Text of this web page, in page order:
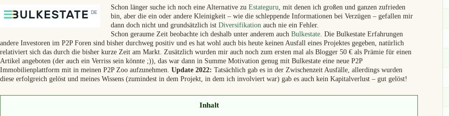
Schon länger suche ich noch eine Alternative zu Estateguru , mit denen ich großen und ganzen zufrieden
bin, aber die ein oder andere Kleinigkeit – wie die schleppende Informationen bei Verzügen – gefallen mir
dann doch nicht und grundsätzlich ist Diversifikation auch nie ein Fehler.
Schon geraume Zeit beobachte ich deshalb unter anderem auch Bulkestate . Die Bulkestate Erfahrungen
andere Investoren im P2P Foren sind bisher durchweg positiv und es hat wohl auch bis heute keinen Ausfall eines Projektes gegeben, natürlich
relativiert sich das durch die bisher kurze Zeit am Markt. Zusätzlich wurden mir auch noch zum ersten mal als Blogger 50 € als Prämie für einen
Artikel angeboten (der auch ein Verriss sein könnte ;)), das war dann in Summe Motivation genug mit Bulkestate eine neue P2P
Immobilienplattform mit in meinen P2P Zoo aufzunehmen. Update 2022: Tatsächlich gab es in der Zwischenzeit Ausfälle, allerdings wurden
diese erfolgreich gelöst und meines Wissens (zumindest in dem Projekt, in dem ich involviert war) gab es auch kein Kapitalverlust – gut gelöst!
Inhalt